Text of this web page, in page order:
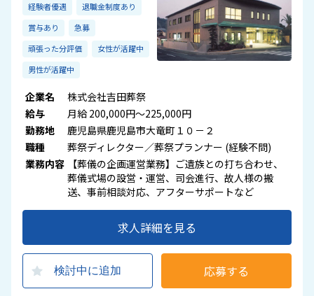
経験者優遇
退職金制度あり
賞与あり
急募
頑張った分評価
女性が活躍中
男性が活躍中
企業名
株式会社吉田葬祭
給与
月給 200,000円～225,000円
勤務地
鹿児島県鹿児島市大竜町１０－２
職種
葬祭ディレクター／葬祭プランナー (経験不問)
業務内容
【葬儀の企画運営業務】ご遺族との打ち合わせ、
葬儀式場の設営・運営、司会進行、故人様の搬
送、事前相談対応、アフターサポートなど
求人詳細を見る
検討中に追加 応募する